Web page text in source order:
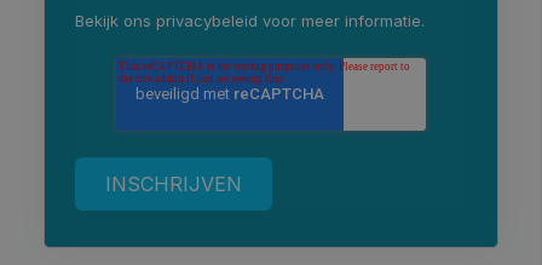
Bekijk ons privacybeleid voor meer informatie.